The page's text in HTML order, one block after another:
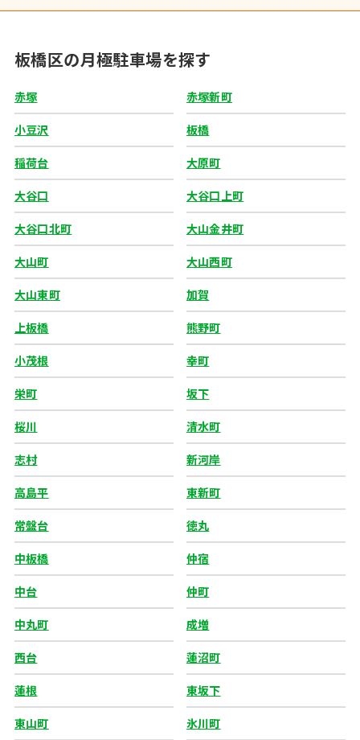
板橋区の月極駐車場を探す
赤塚 赤塚新町
小豆沢 板橋
稲荷台 大原町
大谷口 大谷口上町
大谷口北町 大山金井町
大山町 大山西町
大山東町 加賀
上板橋 熊野町
小茂根 幸町
栄町 坂下
桜川 清水町
志村 新河岸
高島平 東新町
常盤台 徳丸
中板橋 仲宿
中台 仲町
中丸町 成増
西台 蓮沼町
蓮根 東坂下
東山町 氷川町